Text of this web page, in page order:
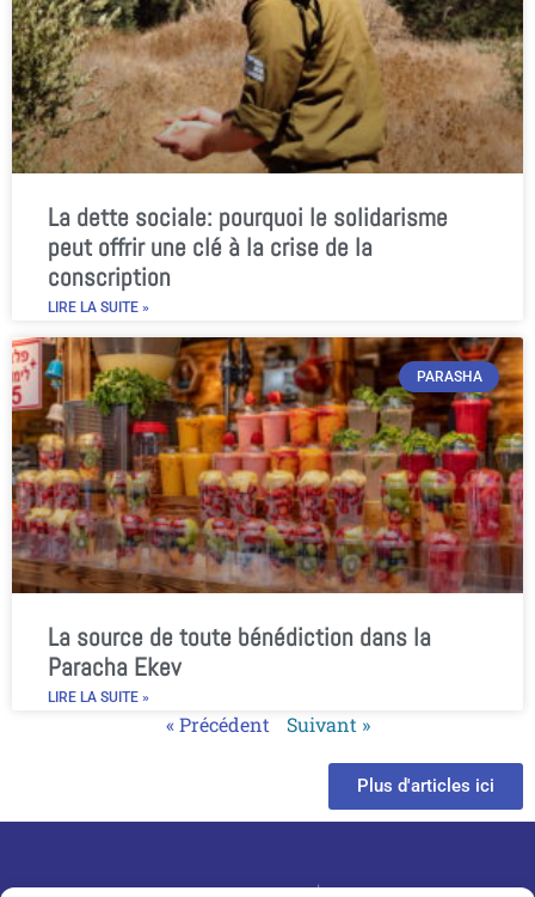
La dette sociale: pourquoi le solidarisme
peut offrir une clé à la crise de la
conscription
LIRE LA SUITE »
PARASHA
La source de toute bénédiction dans la
Paracha Ekev
LIRE LA SUITE »
« Précédent Suivant »
Plus d'articles ici